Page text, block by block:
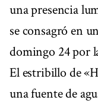
una presencia
se consagró en
domingo 24 por
El estribillo de
una fuente de